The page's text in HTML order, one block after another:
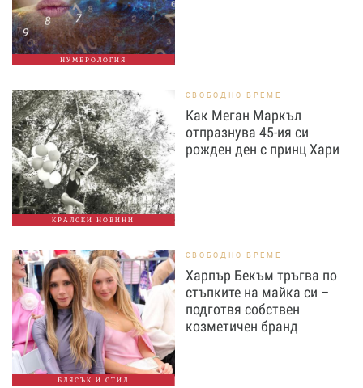
НУМЕРОЛОГИЯ
КРАЛСКИ НОВИНИ
СВОБОДНО ВРЕМЕ
Как Меган Маркъл
отпразнува 45-ия си
рожден ден с принц Хари
БЛЯСЪК И СТИЛ
СВОБОДНО ВРЕМЕ
Харпър Бекъм тръгва по
стъпките на майка си –
подготвя собствен
козметичен бранд